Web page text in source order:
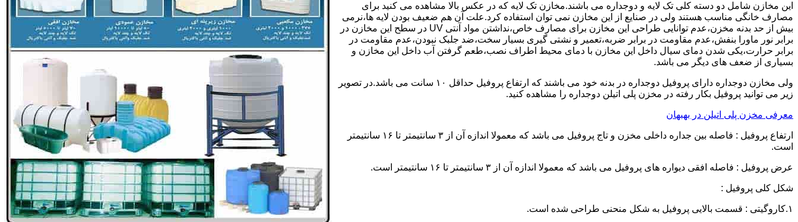
این مخازن شامل دو دسته کلی تک لایه و دوجداره می باشند.مخازن تک لایه که در عکس بالا مشاهده می کنید برای
مصارف خانگی مناسب هستند ولی در صنایع از این مخازن نمی توان استفاده کرد.علت آن هم ضعیف بودن لایه ها،نرمی
بیش از حد بدنه مخزن،عدم توانایی طراحی این مخازن برای مصارف خاص،نداشتن مواد آنتی UV در سطح این مخازن در
برابر نور ماورا بنفش،عدم مقاومت در برابر ضربه،تعمیر و نشتی گیری بسیار سخت،ضد جلبک نبودن،عدم مقاومت در
برابر حرارت،یکی شدن دمای سیال داخل این مخازن با دمای محیط اطراف نصب،طعم گرفتن آب داخل این مخازن و
بسیاری از ضعف های دیگر می باشد.
ولی مخازن دوجداره دارای پروفیل دوجداره در بدنه خود می باشند که ارتفاع پروفیل حداقل ۱۰ سانت می باشد.در تصویر
زیر می توانید پروفیل بکار رفته در مخزن پلی اتیلن دوجداره را مشاهده کنید.
معرفی مخزن پلی اتیلن در بهبهان
ارتفاع پروفیل : فاصله بین جداره داخلی مخزن و تاج پروفیل می باشد که معمولا اندازه آن از ۳ سانتیمتر تا ۱۶ سانتیمتر
است.
عرض پروفیل : فاصله افقی دیواره های پروفیل می باشد که معمولا اندازه آن از ۳ سانتیمتر تا ۱۶ سانتیمتر است.
شکل کلی پروفیل :
۱.کاروگیتی : قسمت بالایی پروفیل به شکل منحنی طراحی شده است.